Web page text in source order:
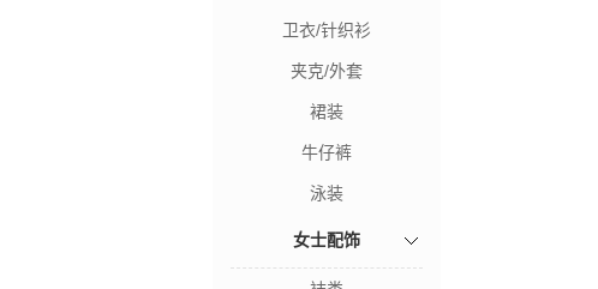
卫衣/针织衫
夹克/外套
裙装
牛仔裤
泳装
女士配饰